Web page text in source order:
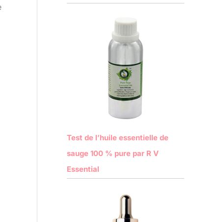
Test de l’huile essentielle de
sauge 100 % pure par R V
Essential